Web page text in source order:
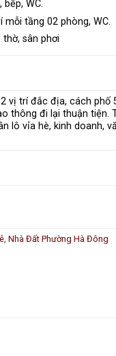
bếp, WC.
mỗi tầng 02 phòng, WC.
thờ, sân phơi
vị trí đắc địa, cách phố
thông đi lại thuận tiện.
lô vỉa hè, kinh doanh,
, Nhà Đất Phường Hà Đông